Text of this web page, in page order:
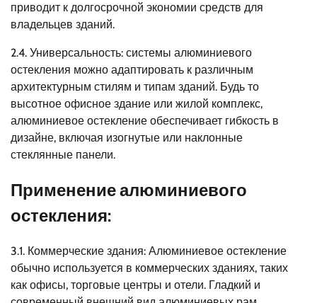
приводит к долгосрочной экономии средств для
владельцев зданий.
2.4. Универсальность: системы алюминиевого
остекления можно адаптировать к различным
архитектурным стилям и типам зданий. Будь то
высотное офисное здание или жилой комплекс,
алюминиевое остекление обеспечивает гибкость в
дизайне, включая изогнутые или наклонные
стеклянные панели.
Применение алюминиевого
остекления:
3.1. Коммерческие здания: Алюминиевое остекление
обычно используется в коммерческих зданиях, таких
как офисы, торговые центры и отели. Гладкий и